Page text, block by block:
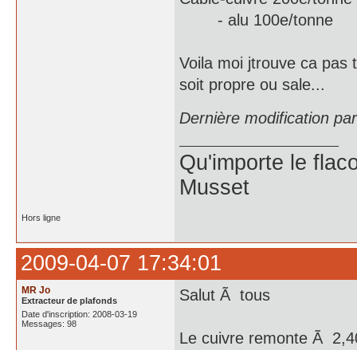
- alu 100e/tonne
Voila moi jtrouve ca pas
soit propre ou sale...
Dernière modification
Qu'importe le
Musset
Hors ligne
2009-04-07 17:34:01
MR Jo
Extracteur de plafonds
Date d'inscription: 2008-03-19
Messages: 98
Salut Ã tous
Le cuivre remonte Ã